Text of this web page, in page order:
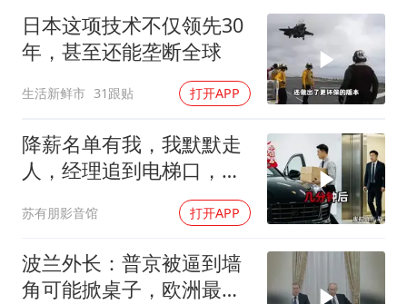
日本这项技术不仅领先30
年，甚至还能垄断全球
生活新鲜市 31跟贴 打开APP
降薪名单有我，我默默走
人，经理追到电梯口，见
苏有朋影音馆 打开APP
波兰外长：普京被逼到墙
角可能掀桌子，欧洲最担